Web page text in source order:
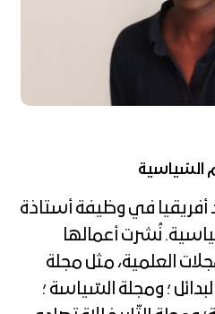
السّياسية
في وظيفة أستاذة
نُشرت أعمالها
العلمية، مثل مجلة
؛ ومجلة السّياسة ؛